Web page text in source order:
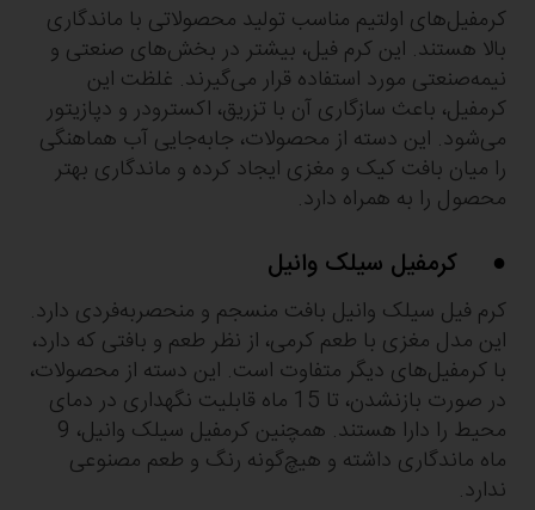
کرمفیل‌های اولتیم مناسب تولید محصولاتی با ماندگاری
بالا هستند. این کرم فیل، بیشتر در بخش‌های صنعتی و
نیمه‌صنعتی مورد استفاده قرار می‌گیرند. غلظت این
کرمفیل، باعث سازگاری آن با تزریق، اکسترودر و دپازیتور
می‌شود. این دسته از محصولات، جابه‌جایی آب هماهنگی
را میان بافت کیک و مغزی ایجاد کرده و ماندگاری بهتر
محصول را به همراه دارد.
● کرمفیل سیلک وانیل
کرم فیل سیلک وانیل بافت منسجم و منحصربه‌فردی دارد.
این مدل مغزی با طعم کرمی، از نظر طعم و بافتی که دارد،
با کرمفیل‌های دیگر متفاوت است. این دسته از محصولات،
در صورت بازنشدن، تا 15 ماه قابلیت نگهداری در دمای
محیط را دارا هستند. همچنین کرمفیل سیلک وانیل، 9
ماه ماندگاری داشته و هیچ‌گونه رنگ و طعم مصنوعی
ندارد.